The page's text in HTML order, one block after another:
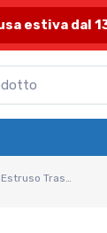
estiva dal
Lastra in Plexiglass Estruso Trasparente